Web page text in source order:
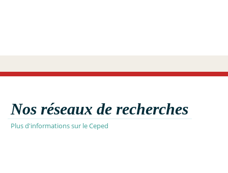
Nos réseaux de recherches
Plus d'informations sur le Ceped